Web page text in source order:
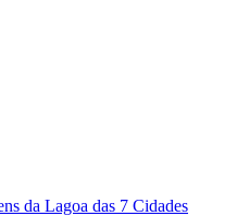
da Lagoa das 7 Cidades